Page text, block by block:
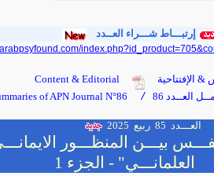
إرتبـــاط شـــراء العــدد
index.php?id_product=705
Content & Editorial
& الإفتتاحية
of APN Journal N°86 / العــدد 86
العـــدد 85 ربيع 2025
بيـــن المنظـــور
العلمانـــي" - الجزء 1